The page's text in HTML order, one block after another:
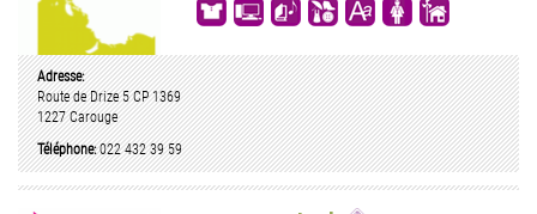
Adresse:
Route de Drize 5 CP 1369
1227 Carouge
Téléphone:022 432 39 59